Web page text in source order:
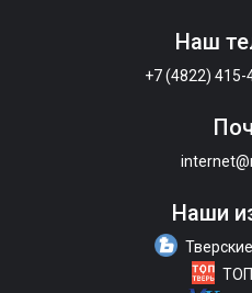
Наш
+7 (4822) 415-
Наши